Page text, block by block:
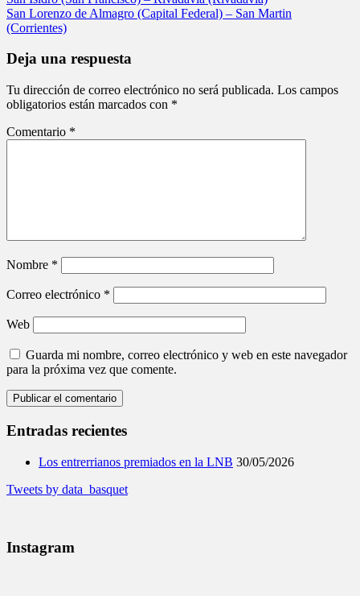
San Lorenzo de Almagro (Capital Federal) – San Martin
(Corrientes)
Deja una respuesta
Tu dirección de correo electrónico no será publicada. Los campos
obligatorios están marcados con *
Comentario *
Nombre *
Correo electrónico *
Web
Guarda mi nombre, correo electrónico y web en este navegador
para la próxima vez que comente.
Entradas recientes
Los entrerrianos premiados en la LNB 30/05/2026
Tweets by data_basquet
Instagram